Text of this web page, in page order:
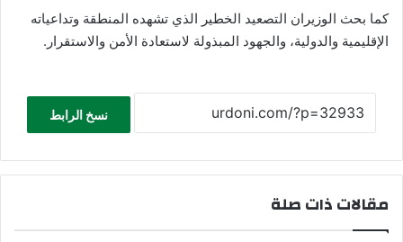
كما بحث الوزيران التصعيد الخطير الذي تشهده المنطقة وتداعياته
الإقليمية والدولية، والجهود المبذولة لاستعادة الأمن والاستقرار.
نسخ الرابط
مقالات ذات صلة